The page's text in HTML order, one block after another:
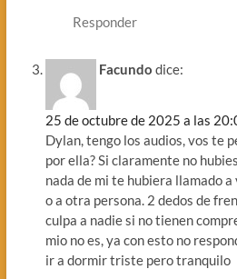
Responder
Facundo dice:
25 de octubre de 2025 a las
Dylan, tengo los audios, vos te
por ella? Si claramente no
nada de mi te hubiera llamado a
o a otra persona. 2 dedos de
culpa a nadie si no tienen
mio no es, ya con esto no
ir a dormir triste pero tranquilo